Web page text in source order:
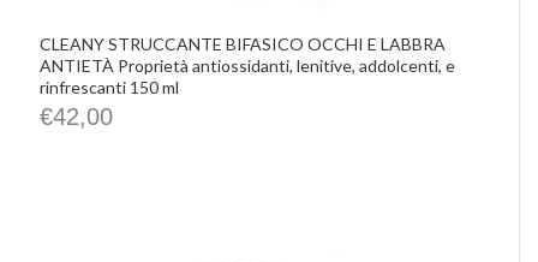
CLEANY STRUCCANTE BIFASICO OCCHI E LABBRA
ANTIETÀ Proprietà antiossidanti, lenitive, addolcenti, e
rinfrescanti 150 ml
€42,00